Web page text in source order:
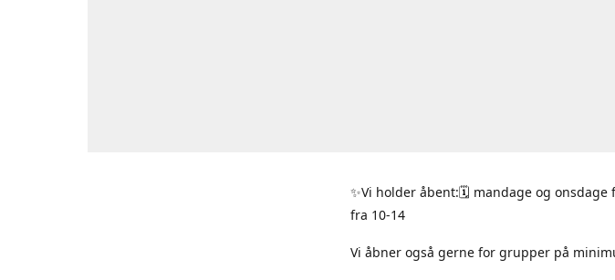
✨Vi holder åbent:🗓 mandage og
fra 10-14
Vi åbner også gerne for grupper på